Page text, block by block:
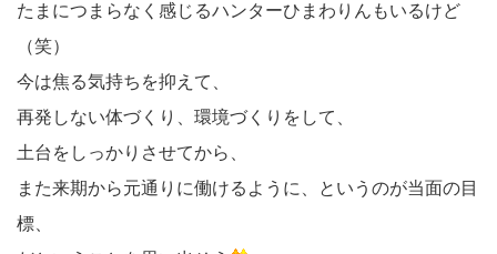
たまにつまらなく感じるハンターひまわりんもいるけど
（笑）
今は焦る気持ちを抑えて、
再発しない体づくり、環境づくりをして、
土台をしっかりさせてから、
また来期から元通りに働けるように、というのが当面の目
標、